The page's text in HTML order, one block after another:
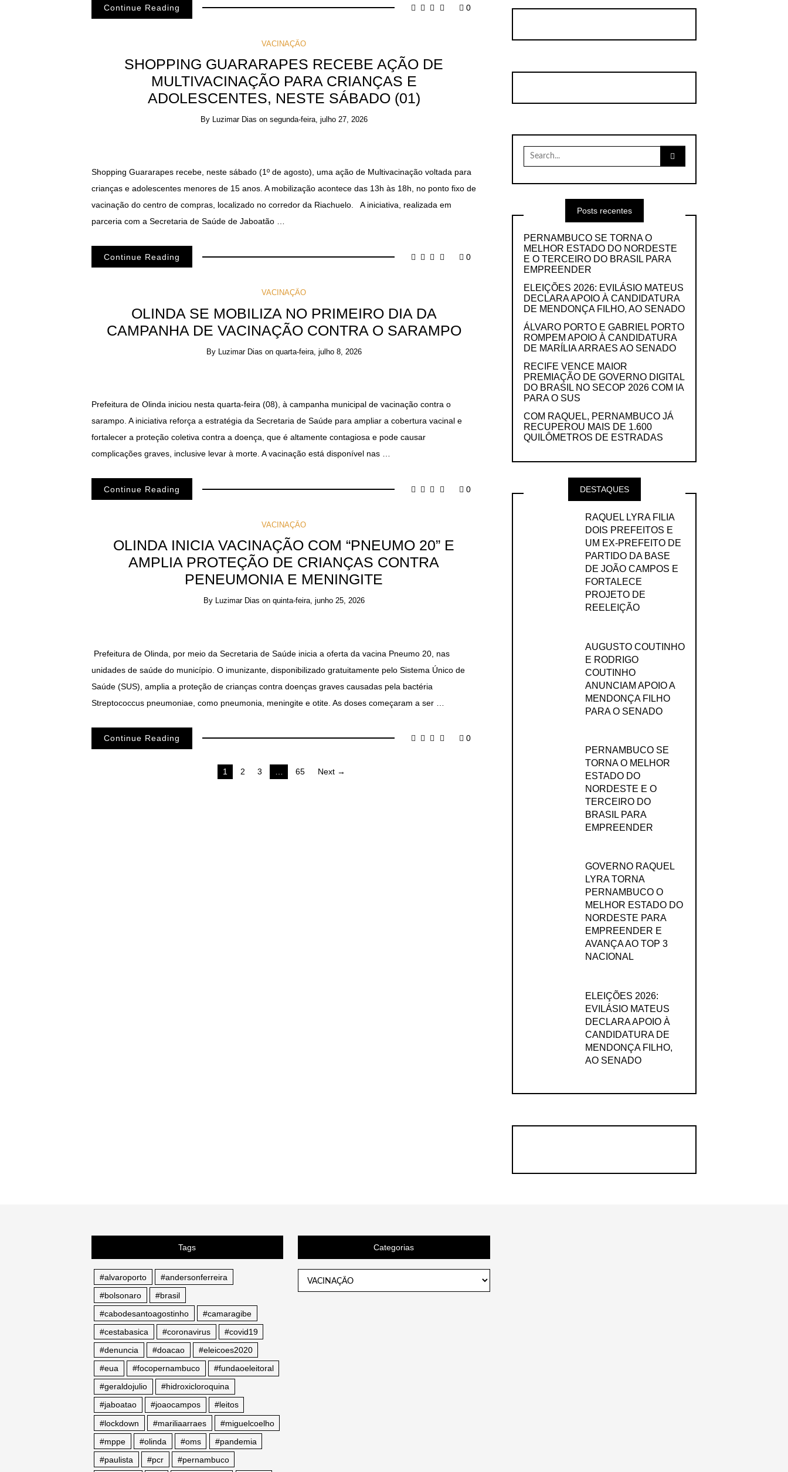
Continue Reading 0
VACINAÇÃO
SHOPPING GUARARAPES RECEBE AÇÃO DE
MULTIVACINAÇÃO PARA CRIANÇAS E
ADOLESCENTES, NESTE SÁBADO (01)
By Luzimar Dias on segunda-feira, julho 27, 2026
Shopping Guararapes recebe, neste sábado (1º de agosto), uma ação de Multivacinação voltada para
crianças e adolescentes menores de 15 anos. A mobilização acontece das 13h às 18h, no ponto fixo de
vacinação do centro de compras, localizado no corredor da Riachuelo. A iniciativa, realizada em
parceria com a Secretaria de Saúde de Jaboatão …
Continue Reading 0
VACINAÇÃO
OLINDA SE MOBILIZA NO PRIMEIRO DIA DA
CAMPANHA DE VACINAÇÃO CONTRA O SARAMPO
By Luzimar Dias on quarta-feira, julho 8, 2026
Prefeitura de Olinda iniciou nesta quarta-feira (08), à campanha municipal de vacinação contra o
sarampo. A iniciativa reforça a estratégia da Secretaria de Saúde para ampliar a cobertura vacinal e
fortalecer a proteção coletiva contra a doença, que é altamente contagiosa e pode causar
complicações graves, inclusive levar à morte. A vacinação está disponível nas …
Continue Reading 0
VACINAÇÃO
OLINDA INICIA VACINAÇÃO COM “PNEUMO 20” E
AMPLIA PROTEÇÃO DE CRIANÇAS CONTRA
PENEUMONIA E MENINGITE
By Luzimar Dias on quinta-feira, junho 25, 2026
Prefeitura de Olinda, por meio da Secretaria de Saúde inicia a oferta da vacina Pneumo 20, nas
unidades de saúde do município. O imunizante, disponibilizado gratuitamente pelo Sistema Único de
Saúde (SUS), amplia a proteção de crianças contra doenças graves causadas pela bactéria
Streptococcus pneumoniae, como pneumonia, meningite e otite. As doses começaram a ser …
Continue Reading 0
1 2 3 … 65 Next →
Search
for:
Posts recentes
PERNAMBUCO SE TORNA O
MELHOR ESTADO DO NORDESTE
E O TERCEIRO DO BRASIL PARA
EMPREENDER
ELEIÇÕES 2026: EVILÁSIO MATEUS
DECLARA APOIO À CANDIDATURA
DE MENDONÇA FILHO, AO SENADO
ÁLVARO PORTO E GABRIEL PORTO
ROMPEM APOIO À CANDIDATURA
DE MARÍLIA ARRAES AO SENADO
RECIFE VENCE MAIOR
PREMIAÇÃO DE GOVERNO DIGITAL
DO BRASIL NO SECOP 2026 COM IA
PARA O SUS
COM RAQUEL, PERNAMBUCO JÁ
RECUPEROU MAIS DE 1.600
QUILÔMETROS DE ESTRADAS
DESTAQUES
RAQUEL LYRA FILIA
DOIS PREFEITOS E
UM EX-PREFEITO DE
PARTIDO DA BASE
DE JOÃO CAMPOS E
FORTALECE
PROJETO DE
REELEIÇÃO
AUGUSTO COUTINHO
E RODRIGO
COUTINHO
ANUNCIAM APOIO A
MENDONÇA FILHO
PARA O SENADO
PERNAMBUCO SE
TORNA O MELHOR
ESTADO DO
NORDESTE E O
TERCEIRO DO
BRASIL PARA
EMPREENDER
GOVERNO RAQUEL
LYRA TORNA
PERNAMBUCO O
MELHOR ESTADO DO
NORDESTE PARA
EMPREENDER E
AVANÇA AO TOP 3
NACIONAL
ELEIÇÕES 2026:
EVILÁSIO MATEUS
DECLARA APOIO À
CANDIDATURA DE
MENDONÇA FILHO,
AO SENADO
Tags
#alvaroporto
#andersonferreira
#bolsonaro
#brasil
#cabodesantoagostinho
#camaragibe
#cestabasica
#coronavirus
#covid19
#denuncia
#doacao
#eleicoes2020
#eua
#focopernambuco
#fundaoeleitoral
#geraldojulio
#hidroxicloroquina
#jaboatao
#joaocampos
#leitos
#lockdown
#mariliaarraes
#miguelcoelho
#mppe
#olinda #oms
#pandemia
#paulista
#pcr #pernambuco
Categorias